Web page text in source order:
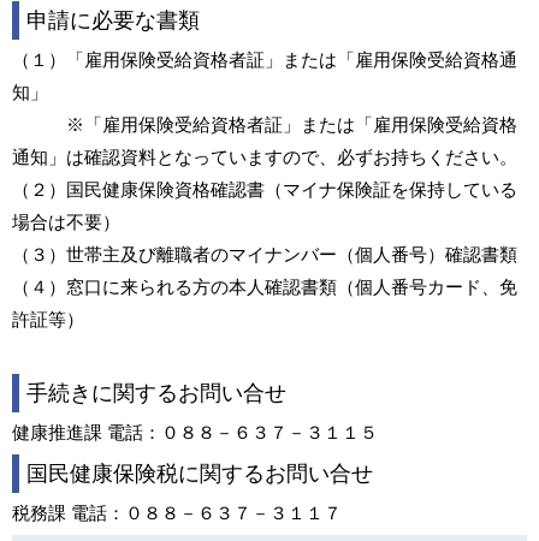
申請に必要な書類
（１）「雇用保険受給資格者証」または「雇用保険受給資格通
知」
※「雇用保険受給資格者証」または「雇用保険受給資格
通知」は確認資料となっていますので、必ずお持ちください。
（２）国民健康保険資格確認書（マイナ保険証を保持している
場合は不要）
（３）世帯主及び離職者のマイナンバー（個人番号）確認書類
（４）窓口に来られる方の本人確認書類（個人番号カード、免
許証等）
手続きに関するお問い合せ
健康推進課 電話：０８８－６３７－３１１５
国民健康保険税に関するお問い合せ
税務課 電話：０８８－６３７－３１１７